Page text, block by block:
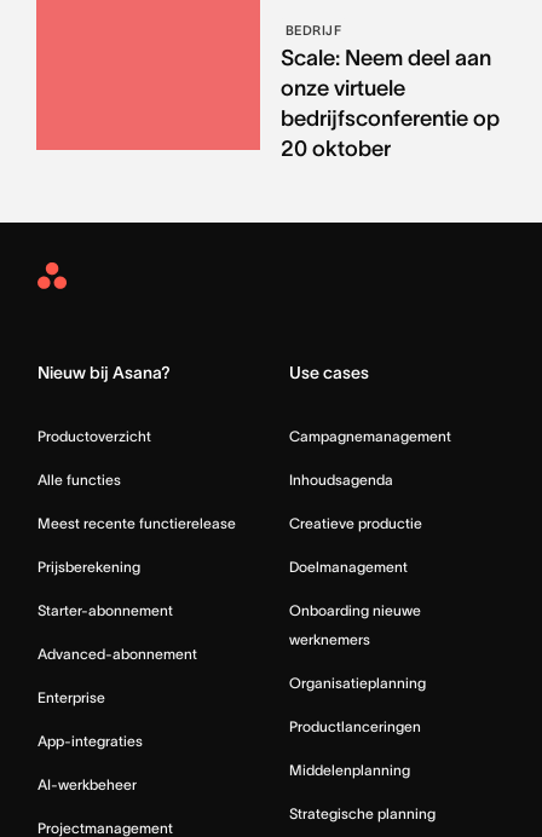
BEDRIJF
Scale: Neem deel aan
onze virtuele
bedrijfsconferentie op
20 oktober
Asana
Nieuw bij Asana?
Productoverzicht
Alle functies
Meest recente functierelease
Prijsberekening
Starter-abonnement
Advanced-abonnement
Enterprise
App-integraties
AI-werkbeheer
Projectmanagement
Use cases
Campagnemanagement
Inhoudsagenda
Creatieve productie
Doelmanagement
Onboarding nieuwe
werknemers
Organisatieplanning
Productlanceringen
Middelenplanning
Strategische planning